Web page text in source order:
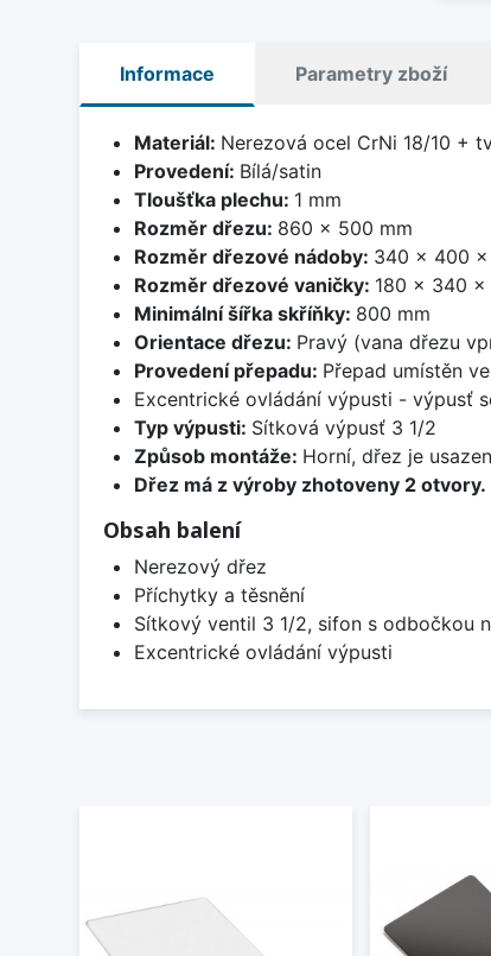
Informace Parametry zboží
Materiál: Nerezová ocel CrNi 18/10 +
Provedení: Bílá/satin
Tloušťka plechu: 1 mm
Rozměr dřezu: 860 x 500 mm
Rozměr dřezové nádoby: 340 x 400 x
Rozměr dřezové vaničky: 180 x 340 x
Minimální šířka skříňky: 800 mm
Orientace dřezu: Pravý (vana dřezu
Provedení přepadu: Přepad umístěn
Excentrické ovládání výpusti - výpusť
Typ výpusti: Sítková výpusť 3 1/2
Způsob montáže: Horní, dřez je
Dřez má z výroby zhotoveny 2 otvory.
Obsah balení
Nerezový dřez
Příchytky a těsnění
Sítkový ventil 3 1/2, sifon s odbočkou
Excentrické ovládání výpusti